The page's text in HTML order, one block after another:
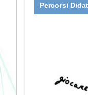
Percorsi